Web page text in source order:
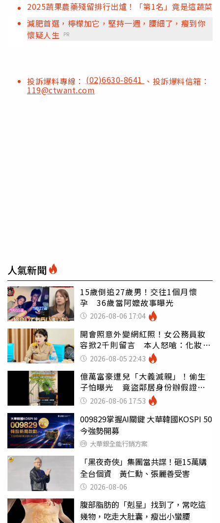
2025蔬果農藥殘留排行出爐！「第1名」竟是這蔬菜
減肥首選，檸檬加它，堅持一週，腰細了，瘦到你
懷疑人生
PR
投訴爆料專線： (02)6630-8641 、投訴爆料信箱：
119@ctwant.com
人氣新聞
15歲倒追27歲男！交往1個月懷
孕 36歲當阿嬤故事曝光
2026-08-06 17:04
開會照意外變網紅照！女公務員妝
容掀2千則留言 本人怒嗆：化妝有
錯嗎2026-08-05 22:43
億萬富豪遭兒「大義滅親」！偷生
子怕曝光 竟盜鄰居身份辦假證落
戶 2026-08-06 17:53
009829掌握AI關鍵 大華韓國KOSPI 50
今強勢開募
大華銀全能行銷方案
「黑夜奇俠」集團當共諜！砸15萬購
全台個資 黃仁勳、張麗善受害
2026-08-06
腹部脂肪的「剋星」找到了，常吃這
幾物，吃走大肚囊，瘦出小蠻腰